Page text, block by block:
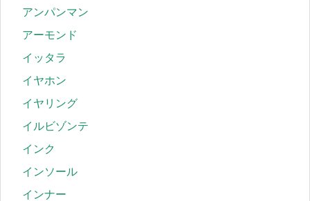
アンパンマン
アーモンド
イッタラ
イヤホン
イヤリング
イルビゾンテ
インク
インソール
インナー